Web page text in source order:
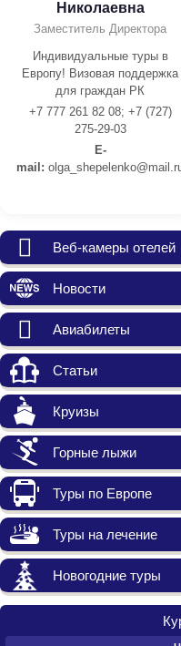
Николаевна
Заместитель Директора
Индивидуальные туры в
Европу! Визовая поддержка
для граждан РК
+7 777 261 82 08; +7 (727)
275-29-03
E-
mail:
Веб-камеры отелей
Новости
Авиабилеты
Статьи
Круизы
Горные лыжи
Туры по Европе
Туры на лечение
Новогодние туры